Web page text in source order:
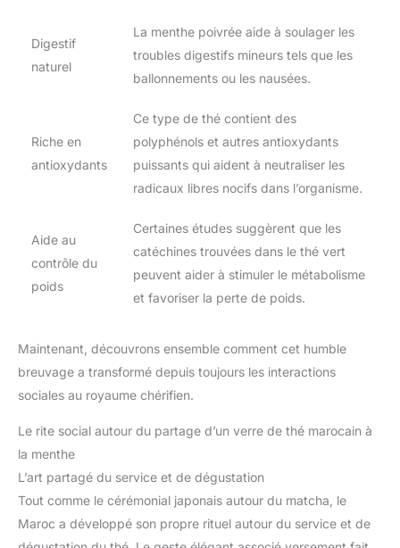
Digestif
naturel
La menthe poivrée aide à soulager les
troubles digestifs mineurs tels que les
ballonnements ou les nausées.
Riche en
antioxydants
Ce type de thé contient des
polyphénols et autres antioxydants
puissants qui aident à neutraliser les
radicaux libres nocifs dans l’organisme.
Aide au
contrôle du
poids
Certaines études suggèrent que les
catéchines trouvées dans le thé vert
peuvent aider à stimuler le métabolisme
et favoriser la perte de poids.
Maintenant, découvrons ensemble comment cet humble
breuvage a transformé depuis toujours les interactions
sociales au royaume chérifien.
Le rite social autour du partage d’un verre de thé marocain à
la menthe
L’art partagé du service et de dégustation
Tout comme le cérémonial japonais autour du matcha, le
Maroc a développé son propre rituel autour du service et de